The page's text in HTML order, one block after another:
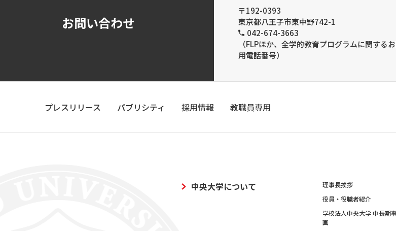
お問い合わせ
〒192-0393
東京都八王子市東中野742-1
042-674-3663
（FLPほか、全学的教育プログラムに関する
用電話番号）
プレスリリース パブリシティ 採用情報 教職員専用
中央大学について 理事長挨拶
役員・役職者紹介
学校法人中央大学 中長期
画